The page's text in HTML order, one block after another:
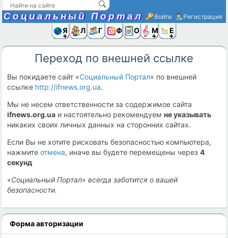
Социальный Портал Войти Регистрация
Я иЛюди
Группы
Фото Ещё
Переход по внешней ссылке
Вы покидаете сайт «Социальный Портал» по внешней
ссылке http://ifnews.org.ua.
Мы не несем ответственности за содержимое сайта
ifnews.org.ua и настоятельно рекомендуемне указывать
никаких своих личных данных на сторонних сайтах.
Если Вы не хотите рисковать безопасностью компьютера,
нажмитеотмена, иначе вы будете перемещены через4
секунд
«Социальный Портал» всегда заботится о вашей
безопасности.
Форма авторизации